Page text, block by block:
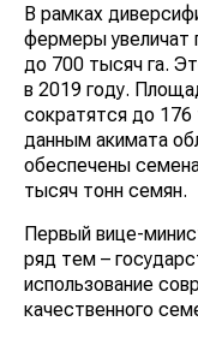
В рамках
фермеры увеличат
до 700 тысяч га.
в 2019 году.
сократятся до
данным акимата
обеспечены
тысяч тонн семян.
Первый вице-
ряд тем –
использование
качественного